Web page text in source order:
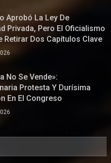
Aprobó La Ley De
Privada, Pero El Oficialismo
Retirar Dos Capítulos Clave
No Se Vende»:
Protesta Y Durísima
En El Congreso